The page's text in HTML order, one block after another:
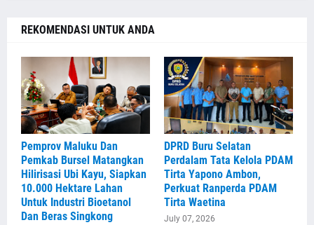
REKOMENDASI UNTUK ANDA
Pemprov Maluku Dan
Pemkab Bursel Matangkan
Hilirisasi Ubi Kayu, Siapkan
10.000 Hektare Lahan
Untuk Industri Bioetanol
Dan Beras Singkong
DPRD Buru Selatan
Perdalam Tata Kelola PDAM
Tirta Yapono Ambon,
Perkuat Ranperda PDAM
Tirta Waetina
July 07, 2026